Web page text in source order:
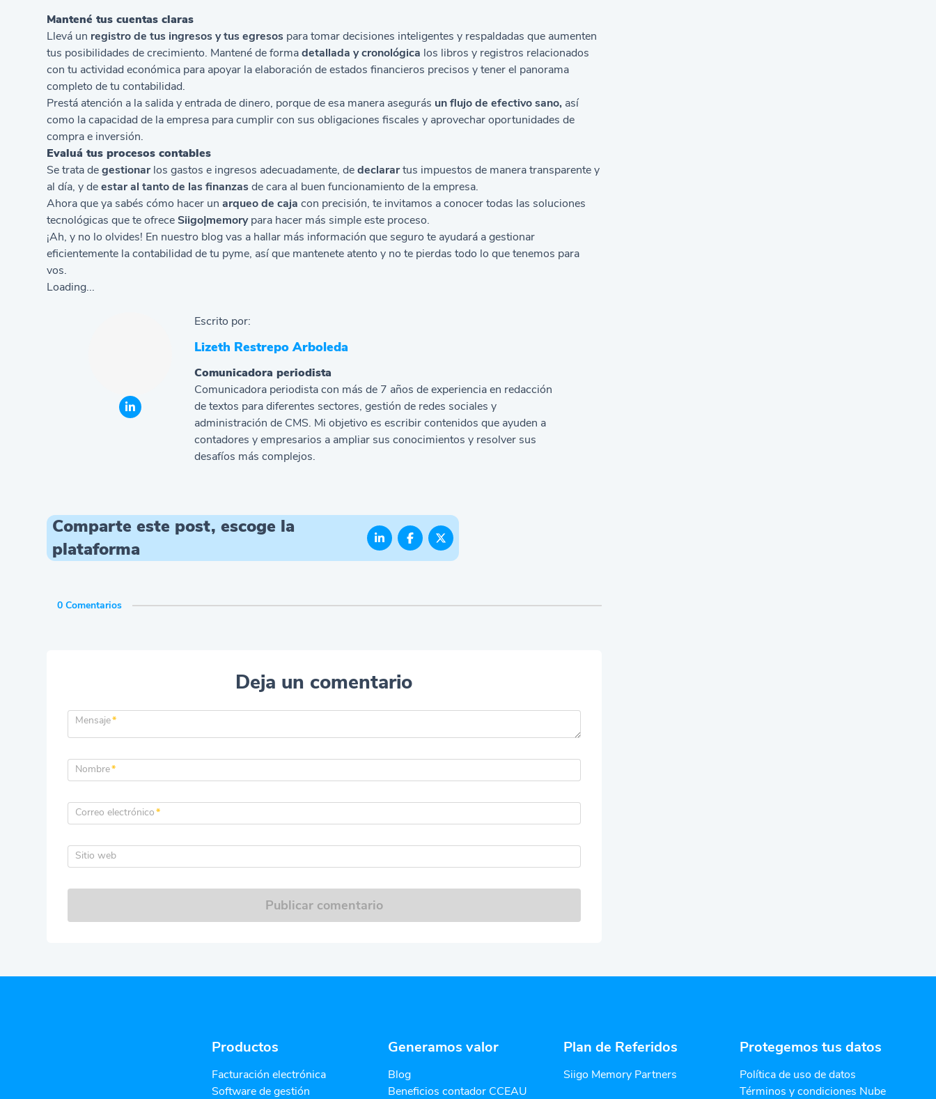
Mantené tus cuentas claras
Llevá un registro de tus ingresos y tus egresos para tomar decisiones inteligentes y respaldadas que aumenten
tus posibilidades de crecimiento. Mantené de formadetallada y cronológica los libros y registros relacionados
con tu actividad económica para apoyar la elaboración de estados financieros precisos y tener el panorama
completo de tu contabilidad.
Prestá atención a la salida y entrada de dinero, porque de esa manera asegurás un flujo de efectivo sano, así
como la capacidad de la empresa para cumplir con sus obligaciones fiscales y aprovechar oportunidades de
compra e inversión.
Evaluá tus procesos contables
Se trata degestionar los gastos e ingresos adecuadamente, dedeclarartus impuestos de manera transparente y
al día, y deestar al tanto de las finanzasde cara al buen funcionamiento de la empresa.
Ahora que ya sabés cómo hacer unarqueo de caja con precisión, te invitamos a conocer todas las soluciones
tecnológicas que te ofreceSiigo|memorypara hacer más simple este proceso.
¡Ah, y no lo olvides! En nuestro blog vas a hallar más información que seguro te ayudará a gestionar
eficientemente la contabilidad de tu pyme, así que mantenete atento y no te pierdas todo lo que tenemos para
vos.
Loading...
Escrito por:
Lizeth Restrepo Arboleda
Comunicadora periodista
Comunicadora periodista con más de 7 años de experiencia en redacción
de textos para diferentes sectores, gestión de redes sociales y
administración de CMS. Mi objetivo es escribir contenidos que ayuden a
contadores y empresarios a ampliar sus conocimientos y resolver sus
desafíos más complejos.
Comparte este post, escoge la
plataforma
0 Comentarios
Deja un comentario
Mensaje*
Nombre*
Correo electrónico*
Sitio web
Publicar comentario
Productos
Facturación electrónica
Software de gestión
Generamos valor
Blog
Beneficios contador CCEAU
Plan de Referidos
Siigo Memory Partners
Protegemos tus datos
Política de uso de datos
Términos y condiciones Nube